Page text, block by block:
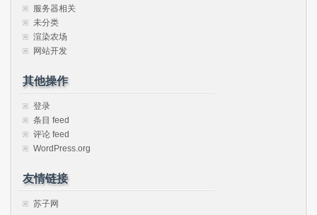
服务器相关
未分类
渲染农场
网站开发
其他操作
登录
条目 feed
评论 feed
WordPress.org
友情链接
苏子网